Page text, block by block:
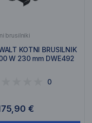
brusilniki
KOTNI BRUSILNIK
W 230 mm DWE492
0
€